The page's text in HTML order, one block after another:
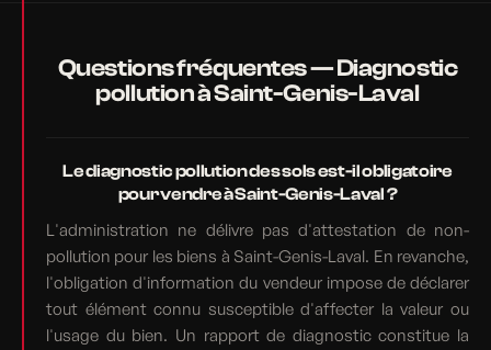
Questions fréquentes — Diagnostic
pollution à Saint-Genis-Laval
Le diagnostic pollution des sols est-il obligatoire
pour vendre à Saint-Genis-Laval ?
L'administration ne délivre pas d'attestation de non-
pollution pour les biens à Saint-Genis-Laval. En revanche,
l'obligation d'information du vendeur impose de déclarer
tout élément connu susceptible d'affecter la valeur ou
l'usage du bien. Un rapport de diagnostic constitue la